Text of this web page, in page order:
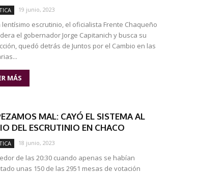
19 junio, 2023
lentísimo escrutinio, el oficialista Frente Chaqueño
el gobernador Jorge Capitanich y busca su
quedó detrás de Juntos por el Cambio en las
MÁS
MAL: CAYÓ EL SISTEMA AL
DEL ESCRUTINIO EN CHACO
18 junio, 2023
de las 20:30 cuando apenas se habían
unas 150 de las 2951 mesas de votación